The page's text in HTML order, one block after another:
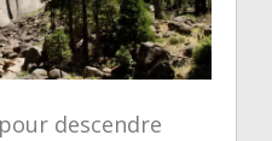
descendre